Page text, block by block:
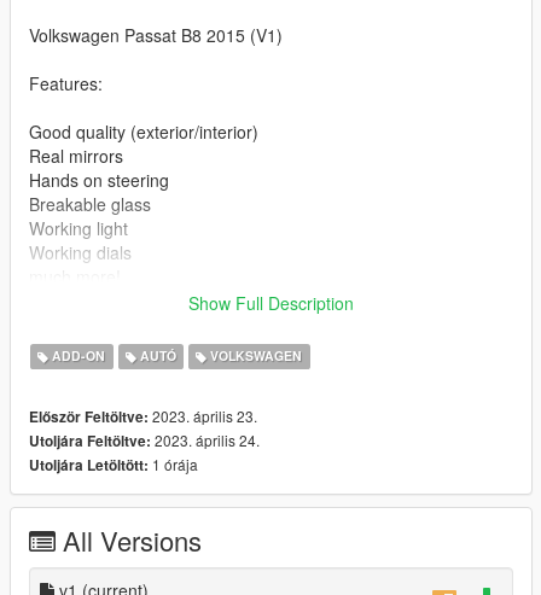
Volkswagen Passat B8 2015 (V1)
Features:
Good quality (exterior/interior)
Real mirrors
Hands on steering
Breakable glass
Working light
Working dials
Installation instructions:
1. Put the "vwpasat" folder in mods\update\x64\dlcpacks
2. Add this line -> dlcpacks:\vwpasat\ to the dlclist.xml
(mods\update\update.rpf\common\data)
Paints
1 : Primary
Show Full Description
ADD-ON AUTÓ VOLKSWAGEN
Először Feltöltve: 2023. április 23.
Utoljára Feltöltve: 2023. április 24.
Utoljára Letöltött: 1 órája
All Versions
v1 (current)